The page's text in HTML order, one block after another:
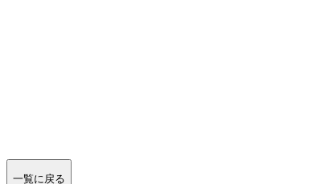
一覧に戻る